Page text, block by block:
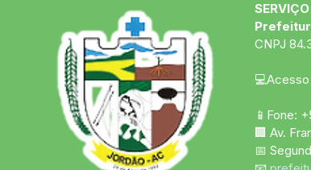
CNPJ
📱Fone:
🏢 Av.
📅